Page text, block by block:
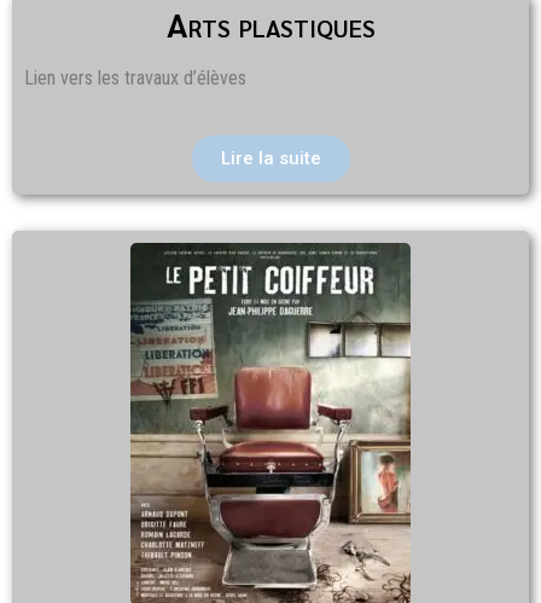
Arts plastiques
Lien vers les travaux d’élèves
Lire la suite